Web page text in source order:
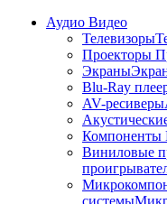
Аудио Видео
Телевизоры
Проекторы
Экраны
Blu-Ray
AV-ресиверы
Компоненты
Виниловые
системы